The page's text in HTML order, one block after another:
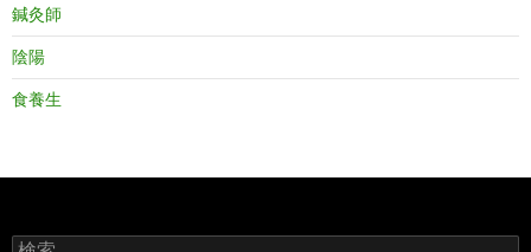
鍼灸師
陰陽
食養生
検